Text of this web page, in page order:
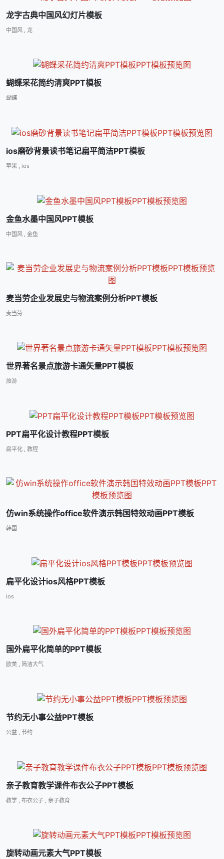
龙字古典中国风幻灯片模板
中国风 龙
蝴蝶采花简约清爽PPT模板
蝴蝶
ios磨砂背景读书笔记扁平简洁PPT模板
苹果 , ios
金鱼水墨中国风PPT模板
中国风 金鱼
麦当劳企业发展史与物流案例分析PPT模板
麦当劳
世界著名景点旅游卡通矢量PPT模板
旅游
PPT扁平化设计教程PPT模板
扁平化 , 教程
仿win系统操作office软件演示韩国特效动画PPT模板
韩国
扁平化设计ios风格PPT模板
ios
国外扁平化简单的PPT模板
欧美 , 简洁大气
节约无小事公益PPT模板
公益 , 节约
亲子教育教学课件布衣公子PPT模板
教学 布衣公子 亲子教育
旋转动画元素大气PPT模板